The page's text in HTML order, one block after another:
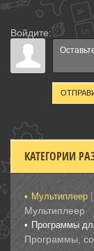
Войдите:
КАТЕГОРИИ
Мультиплеер
Мультиплеер
Программы
Программы,